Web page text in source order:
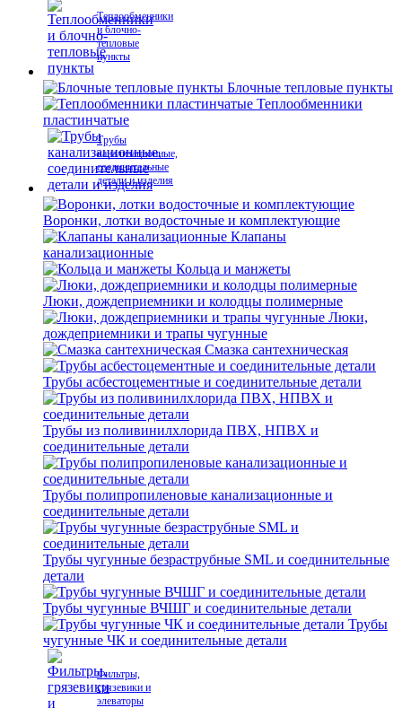
Теплообменники
и блочно-
тепловые
пункты
Блочные тепловые пункты
Теплообменники
пластинчатые
Трубы
канализационные,
соединительные
детали и изделия
Воронки, лотки водосточные и комплектующие
Клапаны
канализационные
Кольца и манжеты
Люки, дождеприемники и колодцы полимерные
Люки,
дождеприемники и трапы чугунные
Смазка сантехническая
Трубы асбестоцементные и соединительные детали
Трубы из поливинилхлорида ПВХ, НПВХ и
соединительные детали
Трубы полипропиленовые канализационные и
соединительные детали
Трубы чугунные безраструбные SML и соединительные
детали
Трубы чугунные ВЧШГ и соединительные детали
Трубы
чугунные ЧК и соединительные детали
Фильтры,
грязевики и
элеваторы